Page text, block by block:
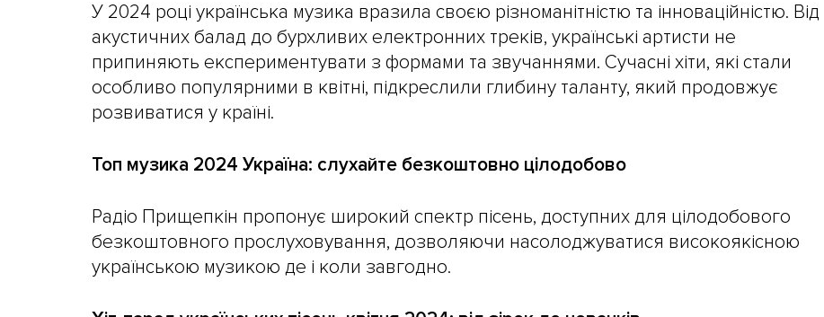
У 2024 році українська музика вразила своєю різноманітністю та інноваційністю. Від
акустичних балад до бурхливих електронних треків, українські артисти не
припиняють експериментувати з формами та звучаннями. Сучасні хіти, які стали
особливо популярними в квітні, підкреслили глибину таланту, який продовжує
розвиватися у країні.
Топ музика 2024 Україна: слухайте безкоштовно цілодобово
Радіо Прищепкін пропонує широкий спектр пісень, доступних для цілодобового
безкоштовного прослуховування, дозволяючи насолоджуватися високоякісною
українською музикою де і коли завгодно.